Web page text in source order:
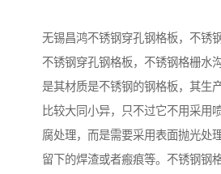
无锡昌鸿不锈钢穿孔钢格板，不锈
不锈钢穿孔钢格板，不锈钢格栅水
是其材质是不锈钢的钢格板，其生
比较大同小异，只不过它不用采用
腐处理，而是需要采用表面抛光处
留下的焊渣或者瘢痕等。不锈钢钢